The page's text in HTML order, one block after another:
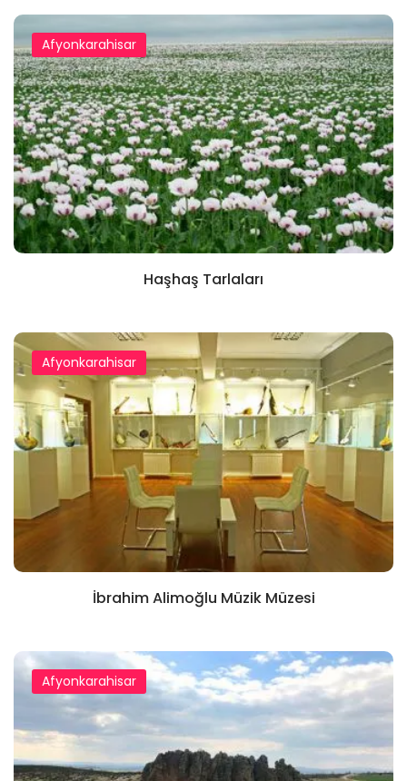
Afyonkarahisar
Haşhaş Tarlaları
Afyonkarahisar
İbrahim Alimoğlu Müzik Müzesi
Afyonkarahisar